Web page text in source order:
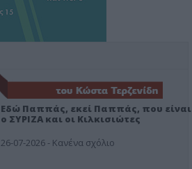
Εδώ Παππάς, εκεί Παππάς, που είναι
ο ΣΥΡΙΖΑ και οι Κιλκισιώτες
26-07-2026 - Κανένα σχόλιο